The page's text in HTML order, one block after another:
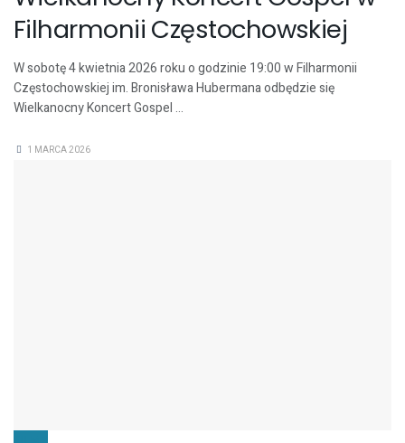
Filharmonii Częstochowskiej
W sobotę 4 kwietnia 2026 roku o godzinie 19:00 w Filharmonii
Częstochowskiej im. Bronisława Hubermana odbędzie się
Wielkanocny Koncert Gospel ...
1 MARCA 2026